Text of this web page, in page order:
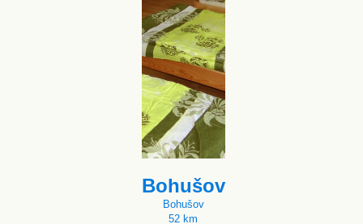
Bohušov
Bohušov
52 km